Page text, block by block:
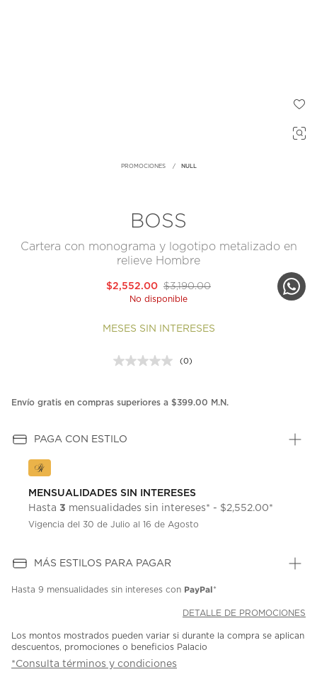
PROMOCIONES NULL
BOSS
Cartera con monograma y logotipo metalizado en
relieve Hombre
$3,190.00
$2,552.00
No disponible
MESES SIN INTERESES
Sin
en
(0)
Envío gratis en compras superiores a $399.00 M.N.
PAGA CON ESTILO
MENSUALIDADES SIN INTERESES
Hasta 3 mensualidades sin intereses* - $2,552.00*
Vigencia del 30 de Julio al 16 de Agosto
MÁS ESTILOS PARA PAGAR
Hasta 9 mensualidades sin intereses con PayPal*
DETALLE DE PROMOCIONES
Los montos mostrados pueden variar si durante la compra se aplican
descuentos, promociones o beneficios Palacio
*Consulta términos y condiciones